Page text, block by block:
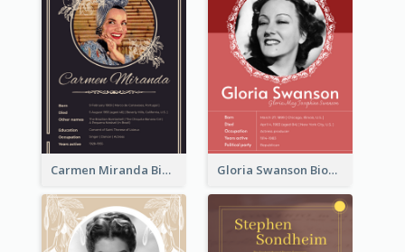
Carmen Miranda Biography Gloria Swanson Biography